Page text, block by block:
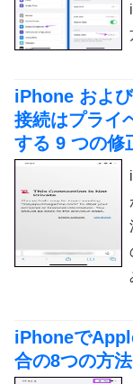
iPhone およ
接続はプライ
する 9 つの修
iPhoneで
合の8つの方法